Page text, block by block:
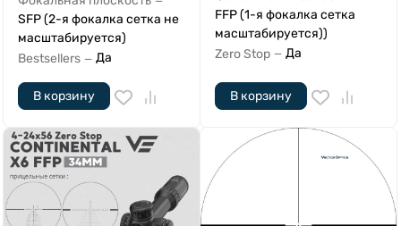
SFP (2-я фокалка сетка не
масштабируется)
Bestsellers — Да
В корзину
FFP (1-я фокалка сетка
масштабируется))
Zero Stop — Да
В корзину